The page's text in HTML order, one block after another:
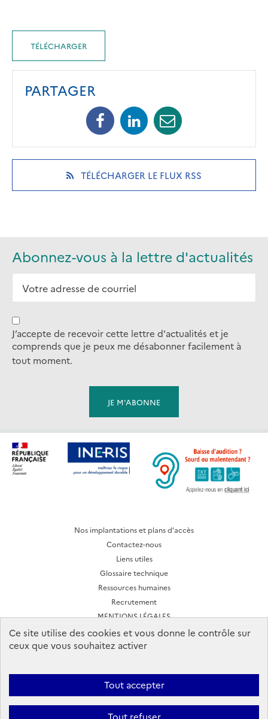
TÉLÉCHARGER
PARTAGER
Facebook
(opens
a
new
tab)
Linkedin
(opens
a
new
tab)
Mail
(opens
a
new
tab)
TÉLÉCHARGER LE FLUX RSS(OPENS
Abonnez-vous à la lettre d'actualités
J’accepte de recevoir cette lettre d'actualités et je
comprends que je peux me désabonner facilement à
tout moment.
Nos implantations et plans d’accès
Contactez-nous
Liens utiles
Glossaire technique
Ressources humaines
Recrutement
MENTIONS LÉGALES
CONDITIONS D'UTILISATION
Archives des lettres d'actualité
Ineris 2026. Tous droits réservés.
Suivez-nous:
Ce site utilise des cookies et vous donne le contrôle sur
ceux que vous souhaitez activer
Tout accepter
Tout refuser